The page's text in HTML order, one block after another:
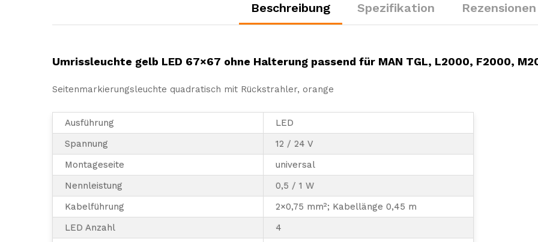
L2000,
F2000,
Beschreibung Spezifikation
Umrissleuchte gelb LED 67×67 ohne Halterung passend für MAN TGL, L2000, F2000,
Seitenmarkierungsleuchte quadratisch mit Rückstrahler, orange
Ausführung
LED
Spannung
12 / 24 V
Montageseite
universal
Nennleistung
0,5 / 1 W
Kabelführung
2×0,75 mm²; Kabellänge 0,45 m
LED Anzahl
4